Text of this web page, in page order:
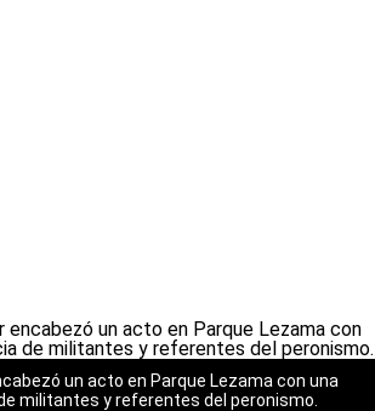
un acto en Parque Lezama con una
militantes y referentes del peronismo.